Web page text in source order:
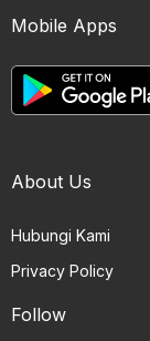
Mobile Apps
About Us
Hubungi Kami
Privacy Policy
Follow